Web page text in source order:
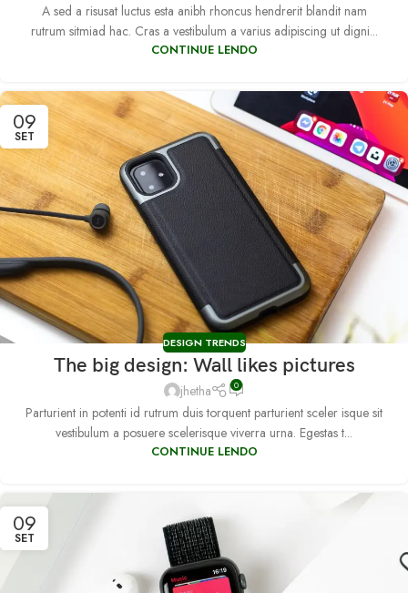
A sed a risusat luctus esta anibh rhoncus hendrerit blandit nam
rutrum sitmiad hac. Cras a vestibulum a varius adipiscing ut digni...
CONTINUE LENDO
09
SET
DESIGN TRENDS
The big design: Wall likes pictures
jhetha 0
Parturient in potenti id rutrum duis torquent parturient sceler isque sit
vestibulum a posuere scelerisque viverra urna. Egestas t...
CONTINUE LENDO
09
SET